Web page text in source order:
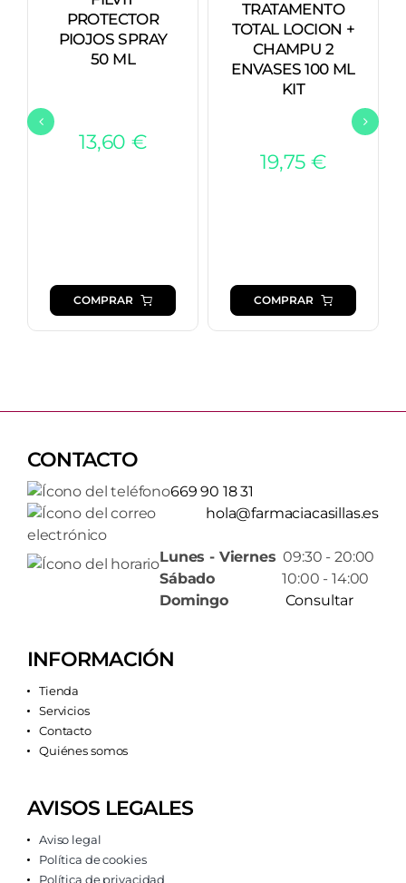
PROTECTOR
PIOJOS SPRAY
50 ML
13,60 €
COMPRAR
TRATAMENTO
TOTAL LOCION +
CHAMPU 2
ENVASES 100 ML
KIT
19,75 €
COMPRAR
CONTACTO
669 90 18 31
hola@farmaciacasillas.es
Lunes - Viernes 09:30 - 20:00
Sábado 10:00 - 14:00
Domingo
Consultar
INFORMACIÓN
Tienda
Servicios
Contacto
Quiénes somos
AVISOS LEGALES
Aviso legal
Política de cookies
Política de privacidad